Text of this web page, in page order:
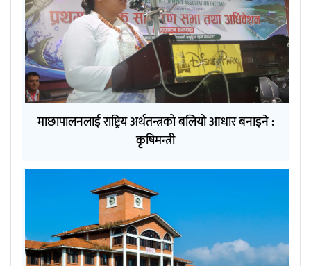
माछापालनलाई राष्ट्रिय अर्थतन्त्रको बलियो आधार बनाइने :
कृषिमन्त्री